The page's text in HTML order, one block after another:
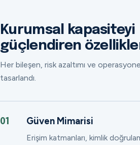
Kurumsal kapasiteyi
güçlendiren
Her bileşen, risk azaltımı ve
tasarlandı.
01 Güven Mimarisi
Erişim katmanları, kimlik